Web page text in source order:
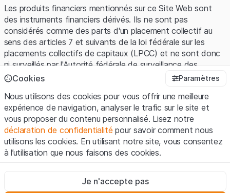
Les produits financiers mentionnés sur ce Site Web sont
des instruments financiers dérivés. Ils ne sont pas
considérés comme des parts d'un placement collectif au
sens des articles 7 et suivants de la loi fédérale sur les
placements collectifs de capitaux (LPCC) et ne sont donc
ni surveillés par l'Autorité fédérale de surveillance des
marchés financiers (FINMA) ni enregistrés auprès de la
protection spécifique des investisseurs prévue par la LPCC.
Conditions d'utilisation et informations juridiques
En utilisant le Site Web de Leonteq Securities AG (ci-après
"Site Web"), vous confirmez que vous avez compris et que
vous acceptez les informations juridiques, les notes
vous n'acceptez pas les Conditions d'utilisation, veuillez-
vous abstenir d'utiliser ce Site Web.
Cookies Paramètres
Nous utilisons des cookies pour vous offrir une meilleure
expérience de navigation, analyser le trafic sur le site et
vous proposer du contenu personnalisé. Lisez notre
déclaration de confidentialité pour savoir comment nous
utilisons les cookies. En utilisant notre site, vous consentez
à l’utilisation que nous faisons des cookies.
Ces cookies sont nécessaires au bon fonctionnement du site
Je n'accepte pas